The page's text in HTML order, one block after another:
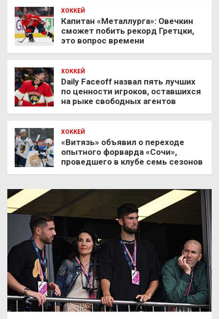
ХОККЕЙ
Капитан «Металлурга»: Овечкин
сможет побить рекорд Гретцки,
это вопрос времени
ХОККЕЙ
Daily Faceoff назвал пять лучших
по ценности игроков, оставшихся
на рыке свободных агентов
ХОККЕЙ
«Витязь» объявил о переходе
опытного форварда «Сочи»,
проведшего в клубе семь сезонов